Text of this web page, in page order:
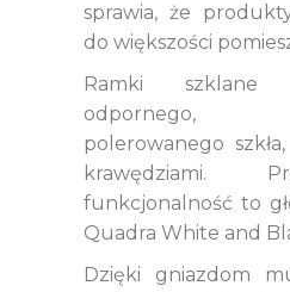
sprawia, że
do większości
Ramki
odpornego,
polerowanego
krawędziami.
funkcjonalność to
Quadra White and
Dzięki gniazdom